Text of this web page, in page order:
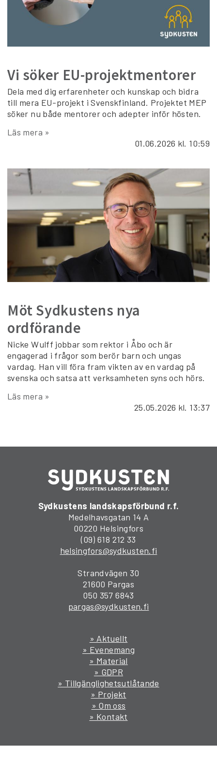
Vi söker EU-projektmentorer
Dela med dig erfarenheter och kunskap och bidra
till mera EU-projekt i Svenskfinland. Projektet MEP
söker nu både mentorer och adepter inför hösten.
Läs mera »
01.06.2026 kl. 10:59
Möt Sydkustens nya
ordförande
Nicke Wulff jobbar som rektor i Åbo och är
engagerad i frågor som berör barn och ungas
vardag. Han vill föra fram vikten av en vardag på
svenska och satsa att verksamheten syns och hörs.
Läs mera »
25.05.2026 kl. 13:37
Sydkustens landskapsförbund r.f.
Medelhavsgatan 14 A
00220 Helsingfors
(09) 618 212 33
helsingfors@sydkusten.fi
Strandvägen 30
21600 Pargas
050 357 6843
pargas@sydkusten.fi
» Aktuellt
» Evenemang
» Material
» GDPR
» Tillgänglighetsutlåtande
» Projekt
» Om oss
» Kontakt